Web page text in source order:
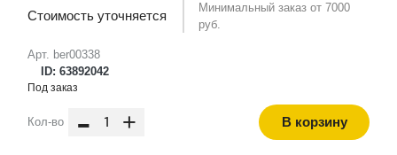
Арт. ber00338
ID: 63892042
Стоимость уточняется
Минимальный заказ от 7000
руб.
Под заказ
Кол-во - + В корзину